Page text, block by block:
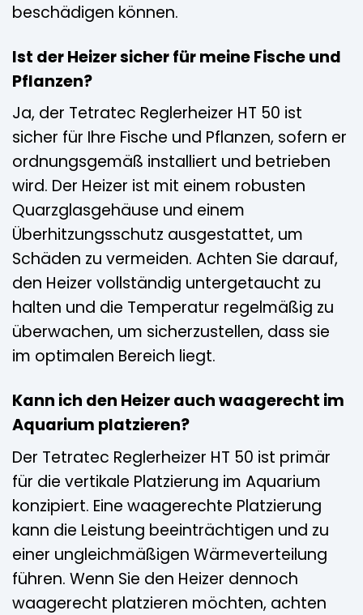
beschädigen können.
Ist der Heizer sicher für meine Fische und
Pflanzen?
Ja, der Tetratec Reglerheizer HT 50 ist
sicher für Ihre Fische und Pflanzen, sofern er
ordnungsgemäß installiert und betrieben
wird. Der Heizer ist mit einem robusten
Quarzglasgehäuse und einem
Überhitzungsschutz ausgestattet, um
Schäden zu vermeiden. Achten Sie darauf,
den Heizer vollständig untergetaucht zu
halten und die Temperatur regelmäßig zu
überwachen, um sicherzustellen, dass sie
im optimalen Bereich liegt.
Kann ich den Heizer auch waagerecht im
Aquarium platzieren?
Der Tetratec Reglerheizer HT 50 ist primär
für die vertikale Platzierung im Aquarium
konzipiert. Eine waagerechte Platzierung
kann die Leistung beeinträchtigen und zu
einer ungleichmäßigen Wärmeverteilung
führen. Wenn Sie den Heizer dennoch
waagerecht platzieren möchten, achten